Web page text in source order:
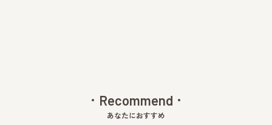
Recommend
あなたにおすすめ